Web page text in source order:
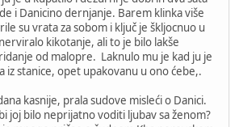
i Danicino dernjanje. Barem klinka više
su vrata za sobom i ključ je škljocnuo u
kikotanje, ali to je bilo lakše
od malopre. Laknulo mu je kad ju je
iz stanice, opet upakovanu u ono ćebe,.
kasnije, prala sudove misleći o Danici.
joj bilo neprijatno voditi ljubav sa ženom?